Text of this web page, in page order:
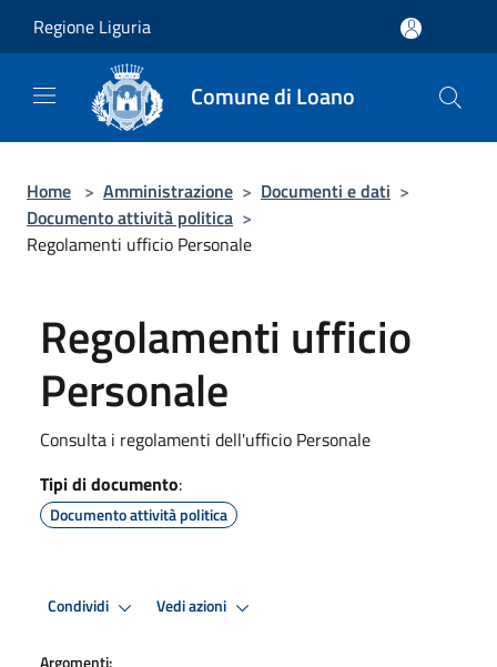
Regione Liguria
Comune di Loano
Home > Amministrazione > Documenti e dati >
Documento attività politica >
Regolamenti ufficio Personale
Regolamenti ufficio
Personale
Consulta i regolamenti dell'ufficio Personale
Tipi di documento:
Documento attività politica
Condividi Vedi azioni
Argomenti: